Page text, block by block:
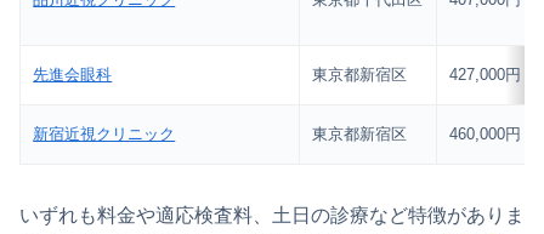
先進会眼科 東京都新宿区 427,000円
新宿近視クリニック 東京都新宿区 460,000円
いずれも料金や適応検査料、土日の診療など特徴がありま